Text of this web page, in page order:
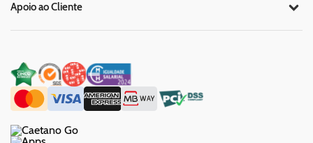
Apoio ao Cliente